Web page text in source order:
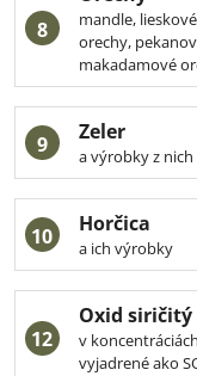
8
mandle,
orechy,
makadamové
9 Zeler
a výrobky z nich
10 Horčica
a ich výrobky
12
Oxid
v
vyjadrené ako